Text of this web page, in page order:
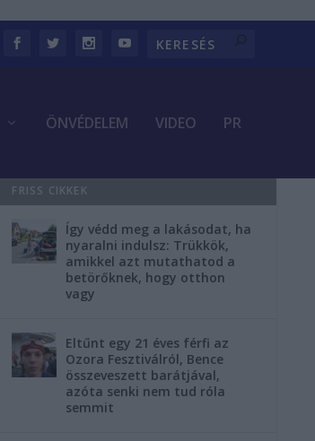
ÖNVÉDELEM VIDEO PR
FRISS CIKKEK
Így védd meg a lakásodat, ha
nyaralni indulsz: Trükkök,
amikkel azt mutathatod a
betörőknek, hogy otthon
vagy
Eltűnt egy 21 éves férfi az
Ozora Fesztiválról, Bence
összeveszett barátjával,
azóta senki nem tud róla
semmit